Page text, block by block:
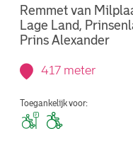
Remmet van
Lage Land,
Prins Alexander
417 meter
Toegankelijk voor: